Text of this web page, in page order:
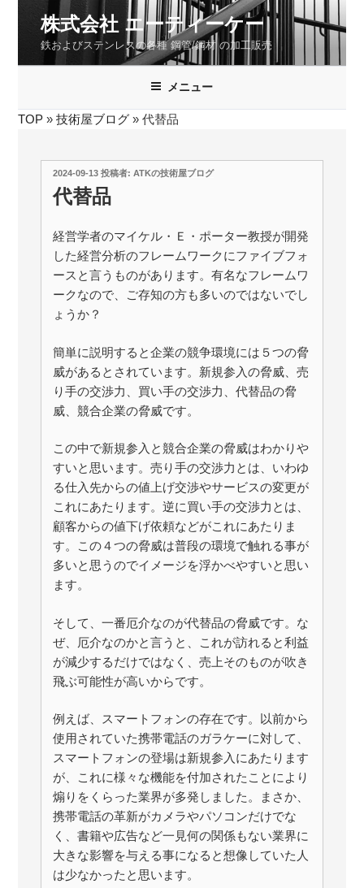
ン
ス
株式会社 エーティーケー
鉄およびステンレスの各種 鋼管/鋼材 の加工販売
メニュー
TOP » 技術屋ブログ » 代替品
投
稿
2024-09-13投稿者: ATKの技術屋ブログ
代替品
経営学者のマイケル・Ｅ・ポーター教授が開発
した経営分析のフレームワークにファイブフォ
ースと言うものがあります。有名なフレームワ
ークなので、ご存知の方も多いのではないでし
ょうか？
簡単に説明すると企業の競争環境には５つの脅
威があるとされています。新規参入の脅威、売
り手の交渉力、買い手の交渉力、代替品の脅
威、競合企業の脅威です。
この中で新規参入と競合企業の脅威はわかりや
すいと思います。売り手の交渉力とは、いわゆ
る仕入先からの値上げ交渉やサービスの変更が
これにあたります。逆に買い手の交渉力とは、
顧客からの値下げ依頼などがこれにあたりま
す。この４つの脅威は普段の環境で触れる事が
多いと思うのでイメージを浮かべやすいと思い
ます。
そして、一番厄介なのが代替品の脅威です。な
ぜ、厄介なのかと言うと、これが訪れると利益
が減少するだけではなく、売上そのものが吹き
飛ぶ可能性が高いからです。
例えば、スマートフォンの存在です。以前から
使用されていた携帯電話のガラケーに対して、
スマートフォンの登場は新規参入にあたります
が、これに様々な機能を付加されたことにより
煽りをくらった業界が多発しました。まさか、
携帯電話の革新がカメラやパソコンだけでな
く、書籍や広告など一見何の関係もない業界に
大きな影響を与える事になると想像していた人
は少なかったと思います。